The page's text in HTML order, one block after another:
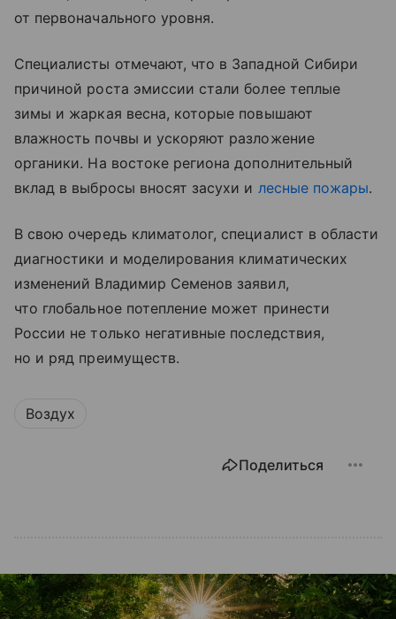
от первоначального уровня.
Специалисты отмечают, что в Западной Сибири
причиной роста эмиссии стали более теплые
зимы и жаркая весна, которые повышают
влажность почвы и ускоряют разложение
органики. На востоке региона дополнительный
вклад в выбросы вносят засухи и лесные пожары.
В свою очередь климатолог, специалист в области
диагностики и моделирования климатических
изменений Владимир Семенов заявил,
что глобальное потепление может принести
России не только негативные последствия,
но и ряд преимуществ.
Воздух
Поделиться